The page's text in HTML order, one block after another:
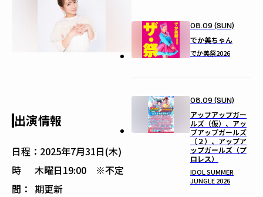
出演情報
日程： 2025年7月31日(木)
時
間：
木曜日19:00 ※不定
期更新
08.09 (SUN)
でか美ちゃん
でか美祭2026
08.09 (SUN)
アップアップガー
ルズ（仮）、アッ
プアップガールズ
（２）、アップア
ップガールズ（プ
ロレス）
IDOL SUMMER
JUNGLE 2026